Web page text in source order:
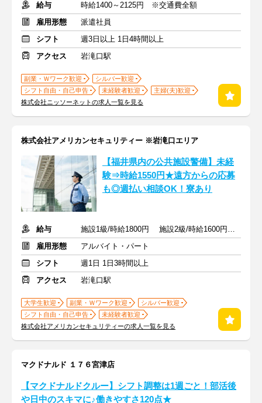
給与
時給1400～2125円 ※交通費全額
雇用形態
派遣社員
シフト
週3日以上 1日4時間以上
アクセス
岩滝口駅
副業・Ｗワーク歓迎
シルバー歓迎
シフト自由・自己申告
未経験者歓迎
主婦(夫)歓迎
株式会社ニッソーネットの求人一覧を見る
株式会社アメリカンセキュリティー ※岩滝口エリア
【福井県内の公共施設警備】未経
験⇒時給1550円★遠方からの応募
も◎週払い相談OK！寮あり
給与
施設1級/時給1800円 施設2級/時給1600円 未経験/時給1550円
雇用形態
アルバイト・パート
シフト
週1日 1日3時間以上
アクセス
岩滝口駅
大学生歓迎 副業・Ｗワーク歓迎
シルバー歓迎
シフト自由・自己申告
未経験者歓迎
株式会社アメリカンセキュリティーの求人一覧を見る
マクドナルド １７６宮津店
【マクドナルドクルー】シフト調整は1週ごと！部活後
や日中のスキマに♪働きやすさ120点★